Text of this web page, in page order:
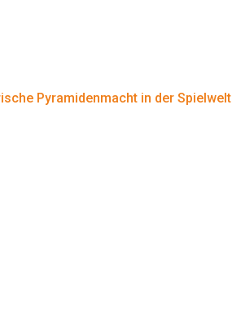
Pyramidenmacht in der Spielwelt